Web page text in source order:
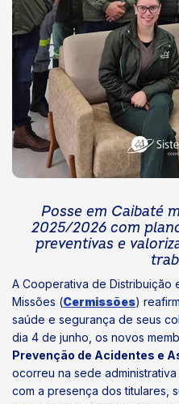
Posse em Caibaté
2025/2026 com
preventivas e
A Cooperativa de Distribuição
Missões (Cermissões)
saúde e segurança de seus
dia 4 de junho, os novos
Prevenção de Acidentes e
ocorreu na sede
com a presença dos titulares,